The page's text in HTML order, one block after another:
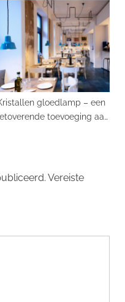
de beste opties
gloedlamp – een
toevoeging aan
Vereiste